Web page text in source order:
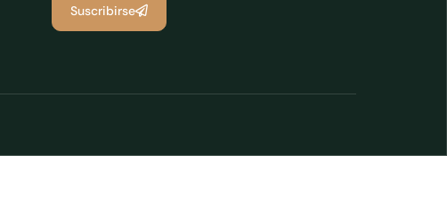
Suscribirse